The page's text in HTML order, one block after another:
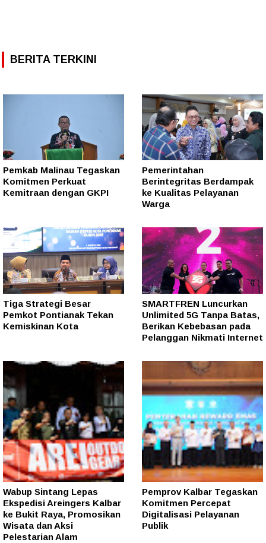
BERITA TERKINI
Pemkab Malinau Tegaskan
Komitmen Perkuat
Kemitraan dengan GKPI
Pemerintahan
Berintegritas Berdampak
ke Kualitas Pelayanan
Warga
Tiga Strategi Besar
Pemkot Pontianak Tekan
Kemiskinan Kota
SMARTFREN Luncurkan
Unlimited 5G Tanpa Batas,
Berikan Kebebasan pada
Pelanggan Nikmati Internet
Wabup Sintang Lepas
Ekspedisi Areingers Kalbar
ke Bukit Raya, Promosikan
Wisata dan Aksi
Pelestarian Alam
Pemprov Kalbar Tegaskan
Komitmen Percepat
Digitalisasi Pelayanan
Publik